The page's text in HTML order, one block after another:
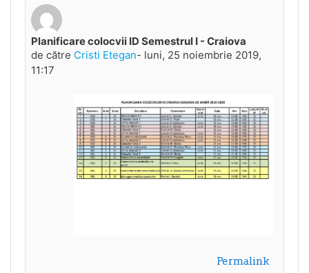
Planificare colocvii ID Semestrul I - Craiova
de către Cristi Etegan- luni, 25 noiembrie 2019,
11:17
Număr de răspunsuri: 0
Permalink